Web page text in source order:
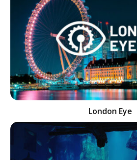
London Eye